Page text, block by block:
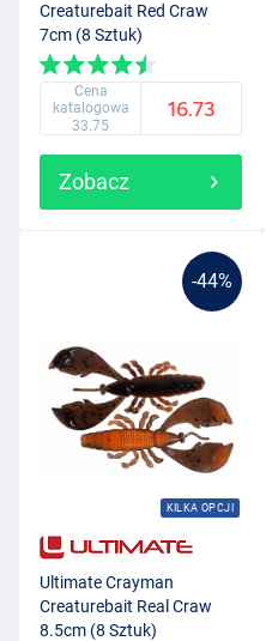
Creaturebait Red Craw
7cm (8 Sztuk)
Cena
katalogowa
33.75
16.73
Zobacz
-44%
KILKA OPCJI
Ultimate Crayman
Creaturebait Real Craw
8.5cm (8 Sztuk)